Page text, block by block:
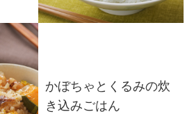
かぼちゃとくるみの炊
き込みごはん